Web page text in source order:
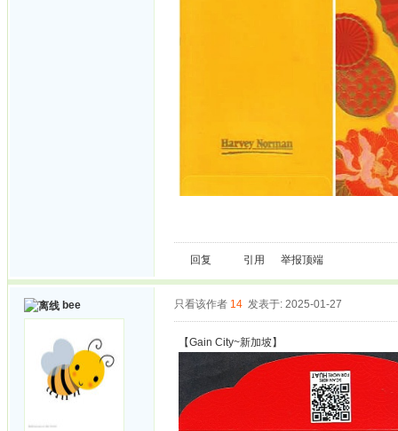
回复 引用 举报顶端
bee 只看该作者 14 发表于: 2025-01-27
【Gain City~新加坡】